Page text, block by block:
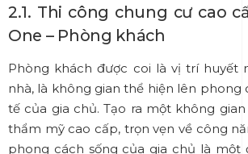
2.1. Thi công chung cư cao
One – Phòng khách
Phòng khách được coi là vị trí huyết
nhà, là không gian thể hiện lên phong
tế của gia chủ. Tạo ra một không
thẩm mỹ cao cấp, trọn vẹn về công
phong cách sống của gia chủ là một